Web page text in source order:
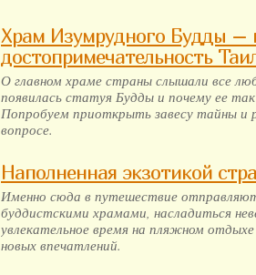
Храм Изумрудного Будды –
достопримечательность
О главном храме страны слышали все
появилась статуя Будды и почему ее
Попробуем приоткрыть завесу тайны и
вопросе.
Наполненная экзотикой
Именно сюда в путешествие
буддистскими храмами, насладиться
увлекательное время на пляжном
новых впечатлений.